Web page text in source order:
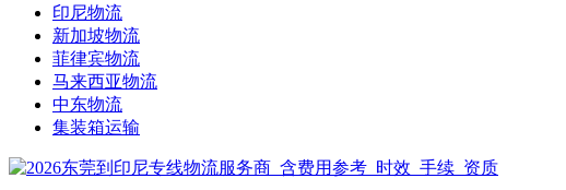
印尼物流
新加坡物流
菲律宾物流
马来西亚物流
中东物流
集装箱运输